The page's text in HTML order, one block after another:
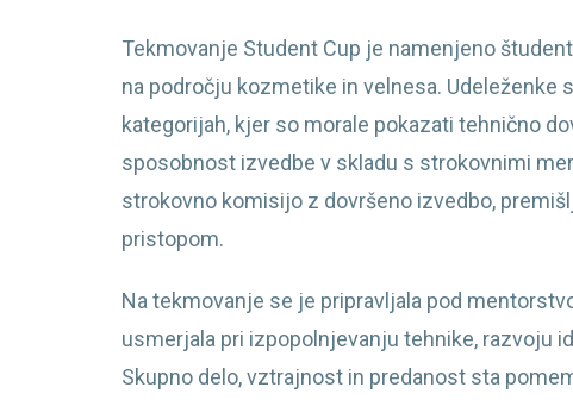
Tekmovanje Student Cup je namenjeno
na področju kozmetike in velnesa. Udeleženke
kategorijah, kjer so morale pokazati tehnično
sposobnost izvedbe v skladu s strokovnimi
strokovno komisijo z dovršeno izvedbo,
pristopom.
Na tekmovanje se je pripravljala pod
usmerjala pri izpopolnjevanju tehnike, razvoju
Skupno delo, vztrajnost in predanost sta